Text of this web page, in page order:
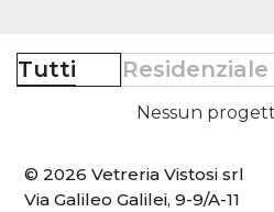
Tutti Residenziale
Nessun
© 2026 Vetreria Vistosi srl
Via Galileo Galilei, 9-9/A-11